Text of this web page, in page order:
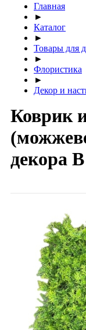
Главная
►
Каталог
►
Товары для
►
Флористика
►
Декор и
Коврик
декора В